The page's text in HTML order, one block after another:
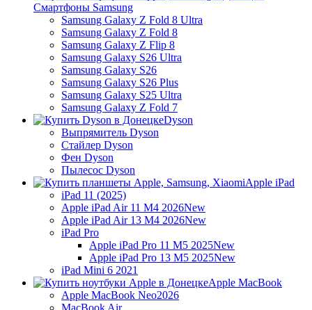
Смартфоны Samsung
Samsung Galaxy Z Fold 8 Ultra
Samsung Galaxy Z Fold 8
Samsung Galaxy Z Flip 8
Samsung Galaxy S26 Ultra
Samsung Galaxy S26
Samsung Galaxy S26 Plus
Samsung Galaxy S25 Ultra
Samsung Galaxy Z Fold 7
Dyson
Выпрямитель Dyson
Стайлер Dyson
Фен Dyson
Пылесос Dyson
Apple iPad
iPad 11 (2025)
Apple iPad Air 11 M4 2026New
Apple iPad Air 13 M4 2026New
iPad Pro
Apple iPad Pro 11 M5 2025New
Apple iPad Pro 13 M5 2025New
iPad Mini 6 2021
Apple MacBook
Apple MacBook Neo2026
MacBook Air